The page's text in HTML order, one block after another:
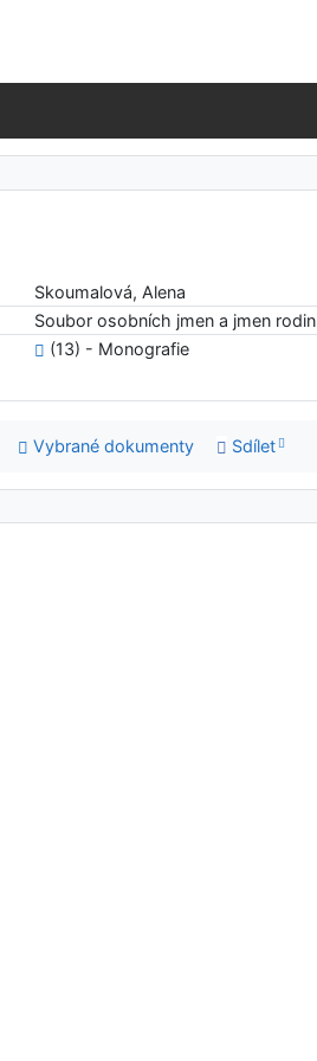
Skoumalová, Alena
Soubor osobních jmen a jmen rodin
(13) - Monografie
Vybrané dokumenty Sdílet